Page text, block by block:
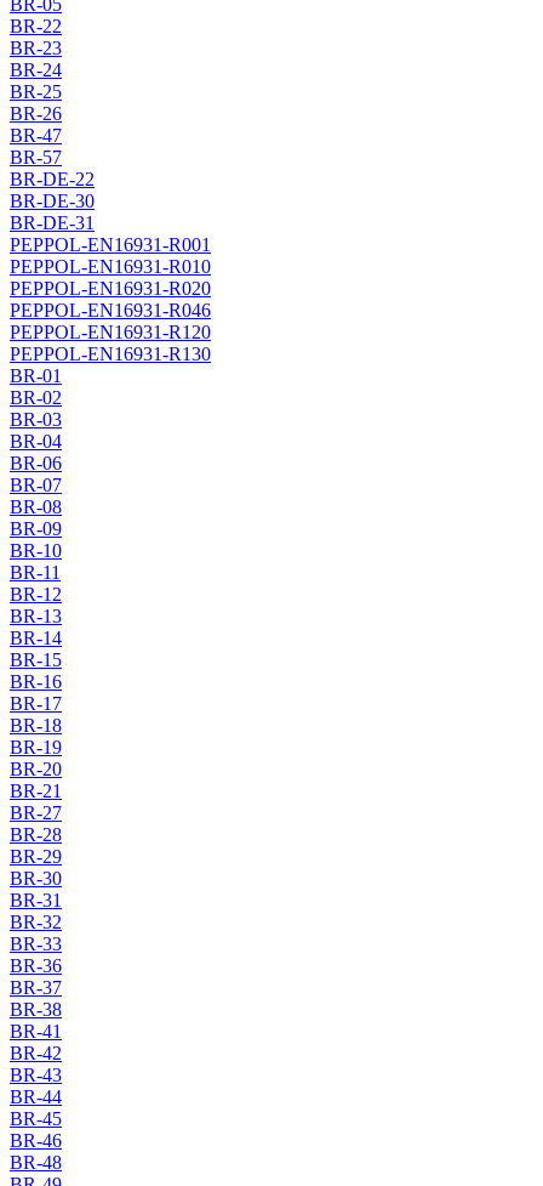
BR-05
BR-22
BR-23
BR-24
BR-25
BR-26
BR-47
BR-57
BR-DE-22
BR-DE-30
BR-DE-31
PEPPOL-EN16931-R001
PEPPOL-EN16931-R010
PEPPOL-EN16931-R020
PEPPOL-EN16931-R046
PEPPOL-EN16931-R120
PEPPOL-EN16931-R130
BR-01
BR-02
BR-03
BR-04
BR-06
BR-07
BR-08
BR-09
BR-10
BR-11
BR-12
BR-13
BR-14
BR-15
BR-16
BR-17
BR-18
BR-19
BR-20
BR-21
BR-27
BR-28
BR-29
BR-30
BR-31
BR-32
BR-33
BR-36
BR-37
BR-38
BR-41
BR-42
BR-43
BR-44
BR-45
BR-46
BR-48